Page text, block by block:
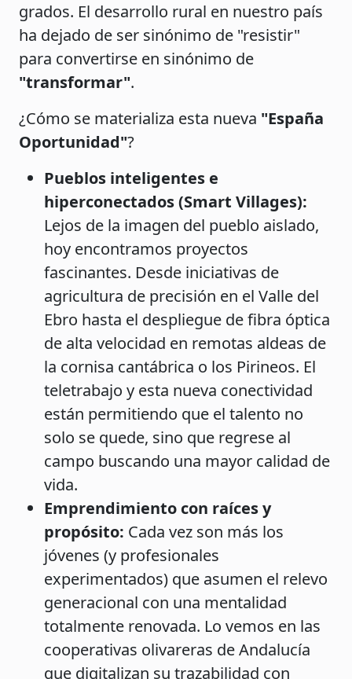
grados. El desarrollo rural en nuestro país
ha dejado de ser sinónimo de "resistir"
para convertirse en sinónimo de
"transformar".
¿Cómo se materializa esta nueva "España
Oportunidad"?
Pueblos inteligentes e
hiperconectados (Smart Villages):
Lejos de la imagen del pueblo aislado,
hoy encontramos proyectos
fascinantes. Desde iniciativas de
agricultura de precisión en el Valle del
Ebro hasta el despliegue de fibra óptica
de alta velocidad en remotas aldeas de
la cornisa cantábrica o los Pirineos. El
teletrabajo y esta nueva conectividad
están permitiendo que el talento no
solo se quede, sino que regrese al
campo buscando una mayor calidad de
vida.
Emprendimiento con raíces y
propósito: Cada vez son más los
jóvenes (y profesionales
experimentados) que asumen el relevo
generacional con una mentalidad
totalmente renovada. Lo vemos en las
cooperativas olivareras de Andalucía
que digitalizan su trazabilidad con